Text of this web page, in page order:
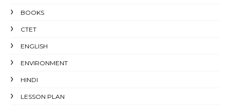
BOOKS
CTET
ENGLISH
ENVIRONMENT
HINDI
LESSON PLAN